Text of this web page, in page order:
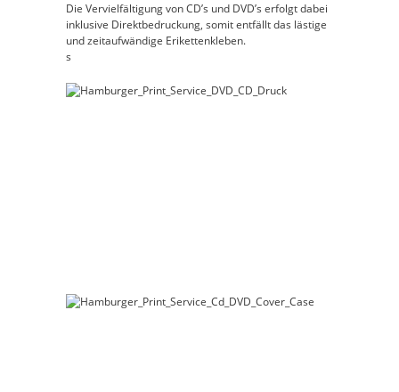
Die Vervielfältigung von CD’s und DVD’s erfolgt dabei
inklusive Direktbedruckung, somit entfällt das lästige
und zeitaufwändige Erikettenkleben.
s